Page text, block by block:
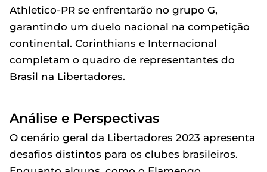
Athletico-PR se enfrentarão no grupo G,
garantindo um duelo nacional na competição
continental. Corinthians e Internacional
completam o quadro de representantes do
Brasil na Libertadores.
Análise e Perspectivas
O cenário geral da Libertadores 2023 apresenta
desafios distintos para os clubes brasileiros.